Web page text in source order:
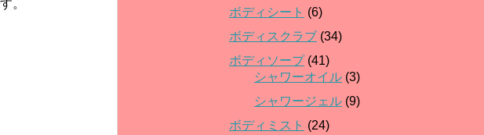
。
ボディシート (6)
ボディスクラブ (34)
ボディソープ(41)
シャワーオイル (3)
シャワージェル (9)
ボディミスト (24)